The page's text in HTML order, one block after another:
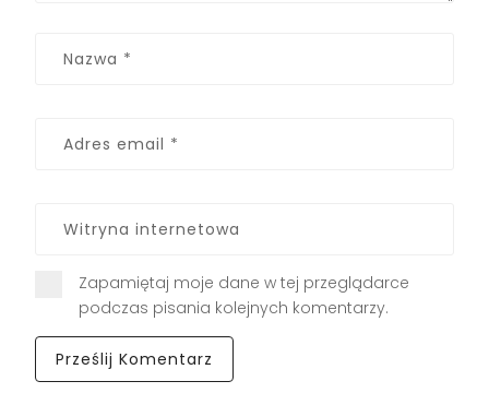
Zapamiętaj moje dane w tej przeglądarce
podczas pisania kolejnych komentarzy.